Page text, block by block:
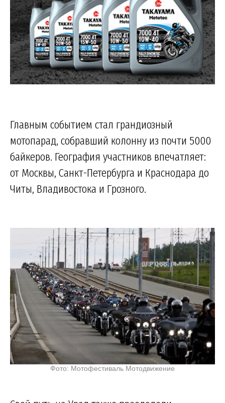
Главным событием стал грандиозный
мотопарад, собравший колонну из почти 5000
байкеров. География участников впечатляет:
от Москвы, Санкт-Петербурга и Краснодара до
Читы, Владивостока и Грозного.
Фото: Мотофестиваль Мотодвижение